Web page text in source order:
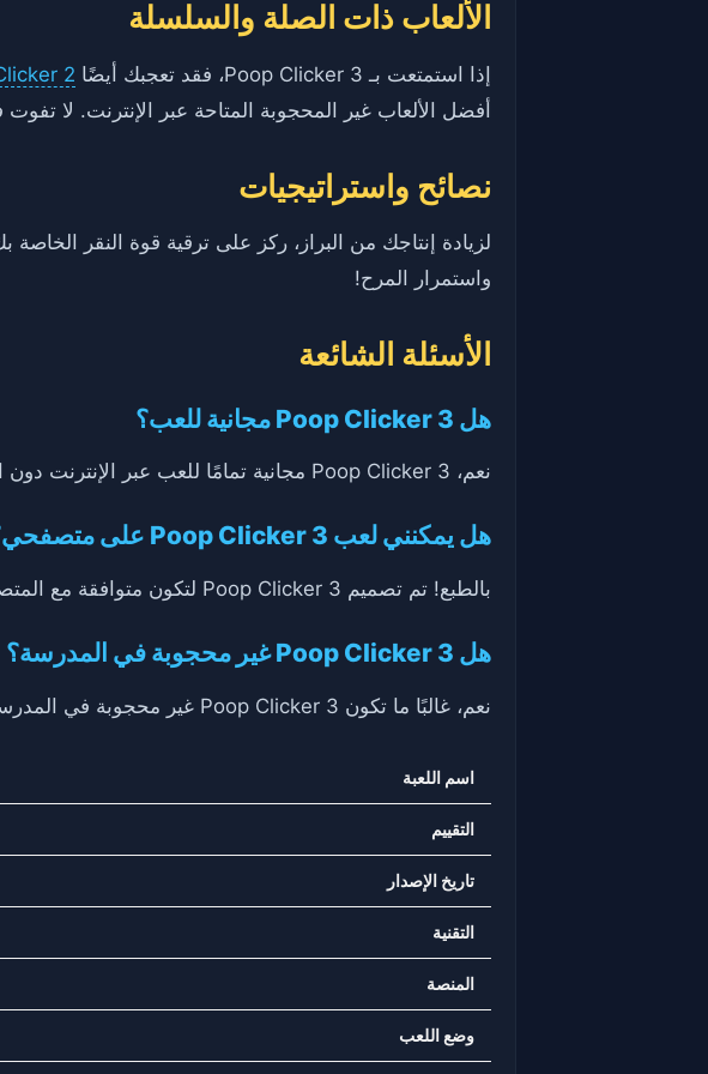
الألعاب ذات الصلة والسلسلة
إذا استمتعت بـ Poop Clicker 3، فقد تعجبك أيضًا 2
أفضل الألعاب غير المحجوبة المتاحة عبر الإنترنت. لا
نصائح واستراتيجيات
لزيادة إنتاجك من البراز، ركز على ترقية قوة النقر
واستمرار المرح!
الأسئلة الشائعة
هل Poop Clicker 3 مجانية للعب؟
نعم، Poop Clicker 3 مجانية تمامًا للعب عبر الإنترنت دون الحاجة إلى أي تنزيلات.
هل يمكنني لعب Poop Clicker 3 على متصفحي؟
بالطبع! تم تصميم Poop Clicker 3 لتكون متوافقة مع المتصفحات، مما يجعل من السهل اللعب في أي وقت.
هل Poop Clicker 3 غير محجوبة في المدرسة؟
نعم، غالبًا ما تكون Poop Clicker 3 غير محجوبة في المدرسة، مما يسمح للطلاب بالاستمتاع بهذه اللعبة الممتعة خلال فترات الاستراحة.
اسم اللعبة
التقييم
تاريخ الإصدار
التقنية
المنصة
وضع اللعب